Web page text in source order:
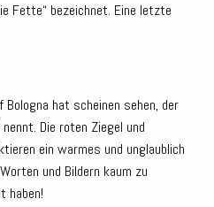
Fette“ bezeichnet. Eine letzte
hat scheinen sehen, der
Die roten Ziegel und
ein warmes und unglaublich
und Bildern kaum zu
haben!